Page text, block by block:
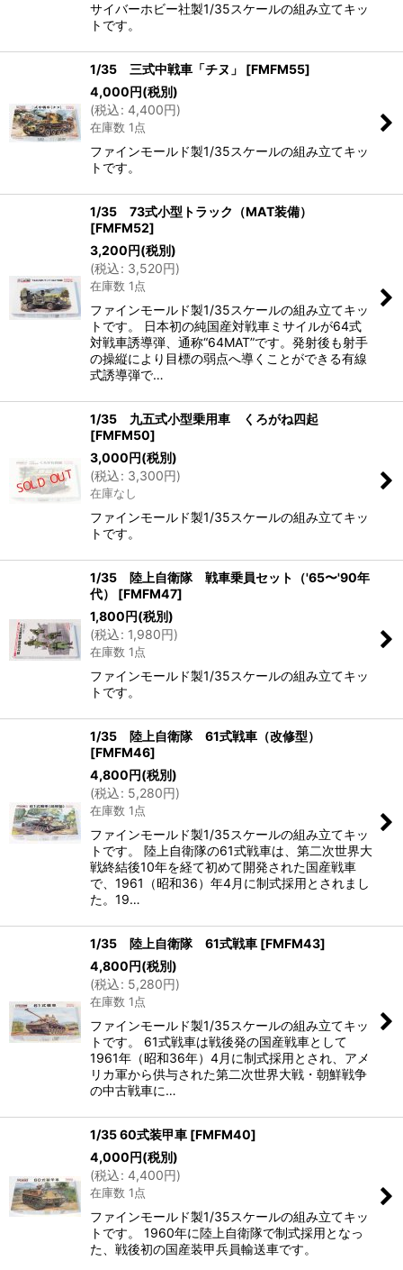
サイバーホビー社製1/35スケールの組み立てキッ
トです。
1/35 三式中戦車「チヌ」 [FMFM55]
4,000円(税別)
(税込: 4,400円)
在庫数 1点
ファインモールド製1/35スケールの組み立てキッ
トです。
1/35 73式小型トラック（MAT装備）
[FMFM52]
3,200円(税別)
(税込: 3,520円)
在庫数 1点
ファインモールド製1/35スケールの組み立てキッ
トです。 日本初の純国産対戦車ミサイルが64式
対戦車誘導弾、通称“64MAT”です。発射後も射手
の操縦により目標の弱点へ導くことができる有線
式誘導弾で…
1/35 九五式小型乗用車 くろがね四起
[FMFM50]
3,000円(税別)
(税込: 3,300円)
在庫なし
ファインモールド製1/35スケールの組み立てキッ
トです。
1/35 陸上自衛隊 戦車乗員セット（'65〜'90年
代）
[FMFM47]
1,800円(税別)
(税込: 1,980円)
在庫数 1点
ファインモールド製1/35スケールの組み立てキッ
トです。
1/35 陸上自衛隊 61式戦車（改修型）
[FMFM46]
4,800円(税別)
(税込: 5,280円)
在庫数 1点
ファインモールド製1/35スケールの組み立てキッ
トです。 陸上自衛隊の61式戦車は、第二次世界大
戦終結後10年を経て初めて開発された国産戦車
で、1961（昭和36）年4月に制式採用とされまし
た。19…
1/35 陸上自衛隊 61式戦車 [FMFM43]
4,800円(税別)
(税込: 5,280円)
在庫数 1点
ファインモールド製1/35スケールの組み立てキッ
トです。 61式戦車は戦後発の国産戦車として
1961年（昭和36年）4月に制式採用とされ、アメ
リカ軍から供与された第二次世界大戦・朝鮮戦争
の中古戦車に…
1/35 60式装甲車 [FMFM40]
4,000円(税別)
(税込: 4,400円)
在庫数 1点
ファインモールド製1/35スケールの組み立てキッ
トです。 1960年に陸上自衛隊で制式採用となっ
た、戦後初の国産装甲兵員輸送車です。